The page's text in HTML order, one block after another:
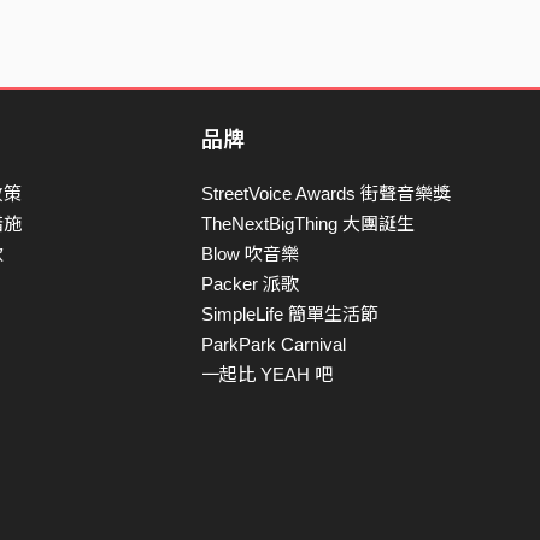
策
施
品牌
StreetVoice Awards 街聲音樂獎
TheNextBigThing 大團誕生
Blow 吹音樂
Packer 派歌
SimpleLife 簡單生活節
ParkPark Carnival
一起比 YEAH 吧